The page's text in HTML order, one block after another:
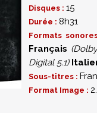
Disques : 15
Durée : 8h31
Formats
Français
Digital 5.1)
Sous-titres :
Format Image :